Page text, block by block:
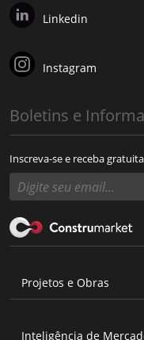
Linkedin
Instagram
Boletins e
Inscreva-se e receba
Projetos e Obras
Inteligência de